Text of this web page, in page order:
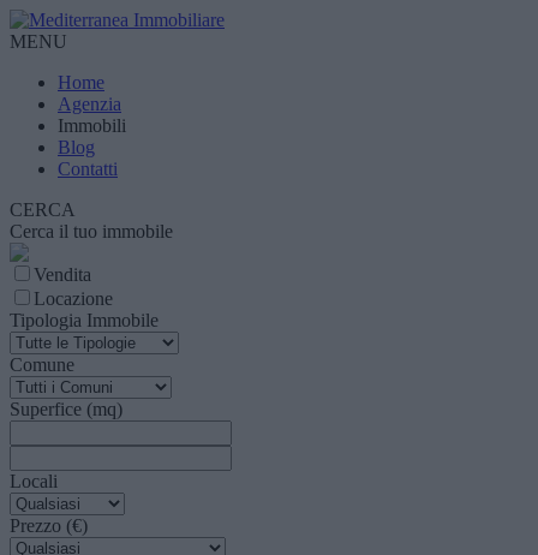
MENU
Home
Agenzia
Immobili
Blog
Contatti
CERCA
Cerca il tuo immobile
Vendita
Locazione
Tipologia Immobile
Comune
Superfice (mq)
Locali
Prezzo (€)